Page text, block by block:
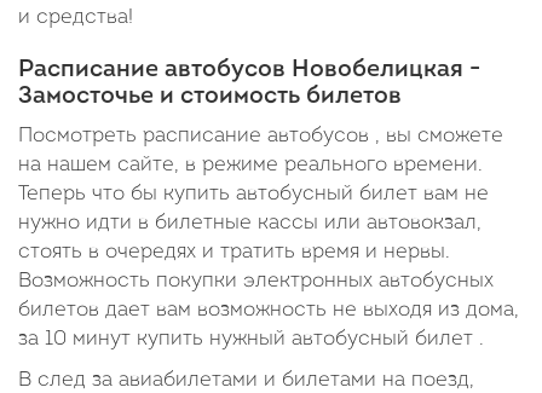
и средства!
Расписание автобусов Новобелицкая -
Замосточье и стоимость билетов
Посмотреть расписание автобусов , вы сможете
на нашем сайте, в режиме реального времени.
Теперь что бы купить автобусный билет вам не
нужно идти в билетные кассы или автовокзал,
стоять в очередях и тратить время и нервы.
Возможность покупки электронных автобусных
билетов дает вам возможность не выходя из дома,
за 10 минут купить нужный автобусный билет .
В след за авиабилетами и билетами на поезд,